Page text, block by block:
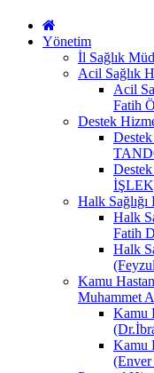
Yönetim
İl Sağlık
Acil Sağlık
Acil
Fatih
Destek
Destek
Destek
Halk
Halk
Fatih
Halk
Kamu
Muhammet
Kamu
Kamu